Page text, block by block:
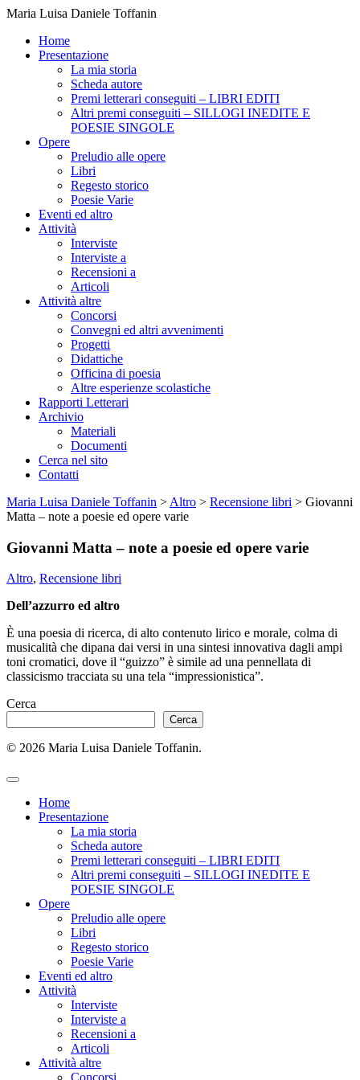
Maria Luisa Daniele Toffanin
Home
Presentazione
La mia storia
Scheda autore
Premi letterari conseguiti – LIBRI EDITI
Altri premi conseguiti – SILLOGI INEDITE E
POESIE SINGOLE
Opere
Preludio alle opere
Libri
Regesto storico
Poesie Varie
Eventi ed altro
Attività
Interviste
Interviste a
Recensioni a
Articoli
Attività altre
Concorsi
Convegni ed altri avvenimenti
Progetti
Didattiche
Officina di poesia
Altre esperienze scolastiche
Rapporti Letterari
Archivio
Materiali
Documenti
Cerca nel sito
Contatti
Maria Luisa Daniele Toffanin > Altro > Recensione libri > Giovanni
Matta – note a poesie ed opere varie
Giovanni Matta – note a poesie ed opere varie
Altro, Recensione libri
Dell’azzurro ed altro
È una poesia di ricerca, di alto contenuto lirico e morale, colma di
musicalità che dipana dai versi in una sintesi innovativa dagli ampi
toni cromatici, dove il “guizzo” è simile ad una pennellata di
classicismo tracciata su una tela “impressionistica”.
Cerca
Cerca
© 2026 Maria Luisa Daniele Toffanin.
Home
Presentazione
La mia storia
Scheda autore
Premi letterari conseguiti – LIBRI EDITI
Altri premi conseguiti – SILLOGI INEDITE E
POESIE SINGOLE
Opere
Preludio alle opere
Libri
Regesto storico
Poesie Varie
Eventi ed altro
Attività
Interviste
Interviste a
Recensioni a
Articoli
Attività altre